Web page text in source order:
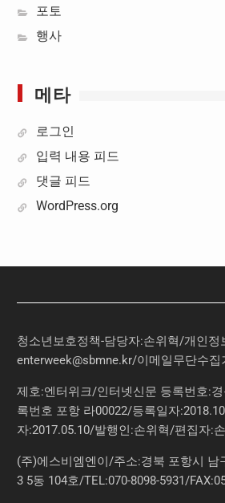
포토
행사
메타
로그인
입력 내용 피드
댓글 피드
WordPress.org
청소년보호정책-담당자:손위혁/개인정
enterweek@sbmne.kr/이메일무단수집
제호:엔터위크/인터넷신문 등록번호:
록번호 포항 라00022/등록일자
자:2017.05.10/발행인:손위혁/편집자:
(주)에스비엠엔이/주소:경북 포항시 남
3 5동 104호/TEL:070-8098-5931/